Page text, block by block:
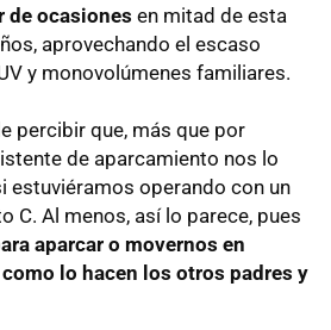
de ocasiones en mitad de esta
aprovechando el escaso
y monovolúmenes familiares.
percibir que, más que por
de aparcamiento nos lo
estuviéramos operando con un
C. Al menos, así lo parece, pues
aparcar o movernos en
lo hacen los otros padres y